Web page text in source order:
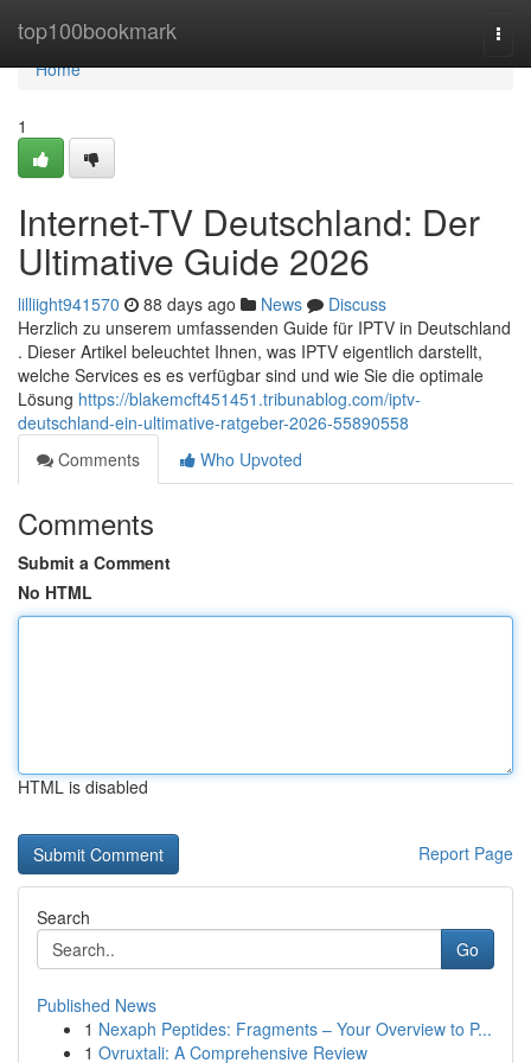
top100bookmark
Home
Home
1
Internet-TV Deutschland: Der
Ultimative Guide 2026
lilliight941570 88 days ago News
Discuss
Herzlich zu unserem umfassenden Guide für IPTV in Deutschland
. Dieser Artikel beleuchtet Ihnen, was IPTV eigentlich darstellt,
welche Services es es verfügbar sind und wie Sie die optimale
Lösung https://blakemcft451451.tribunablog.com/iptv-
deutschland-ein-ultimative-ratgeber-2026-55890558
Comments
Who Upvoted
Comments
Submit a Comment
No HTML
HTML is disabled
Report Page
Search
Go
Published News
1 Nexaph Peptides: Fragments – Your Overview to P...
1 Ovruxtali: A Comprehensive Review